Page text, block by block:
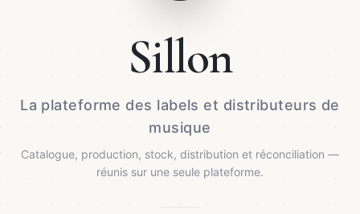
Sillon
La plateforme des labels et distributeurs de
musique
Catalogue, production, stock, distribution et réconciliation —
réunis sur une seule plateforme.